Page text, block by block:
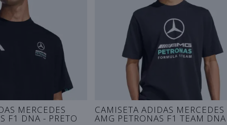
MERCEDES
F1 DNA - PRETO
CAMISETA ADIDAS MERCEDES
AMG PETRONAS F1 TEAM